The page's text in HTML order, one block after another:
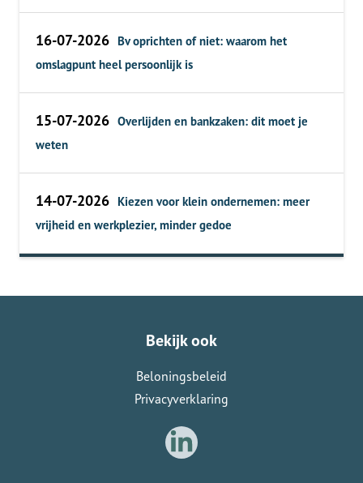
16-07-2026 Bv oprichten of niet: waarom het
omslagpunt heel persoonlijk is
15-07-2026 Overlijden en bankzaken: dit moet je
weten
14-07-2026 Kiezen voor klein ondernemen: meer
vrijheid en werkplezier, minder gedoe
Bekijk ook
Beloningsbeleid
Privacyverklaring